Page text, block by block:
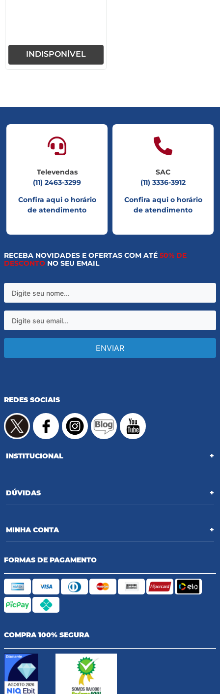
INDISPONÍVEL
Televendas
(11) 2463-3299
Confira aqui o horário
de atendimento
SAC
(11) 3336-3912
Confira aqui o horário
de atendimento
RECEBA NOVIDADES E OFERTAS COM ATÉ 50% DE
DESCONTO NO SEU EMAIL
ENVIAR
REDES SOCIAIS
INSTITUCIONAL +
DÚVIDAS +
MINHA CONTA +
FORMAS DE PAGAMENTO
COMPRA 100% SEGURA